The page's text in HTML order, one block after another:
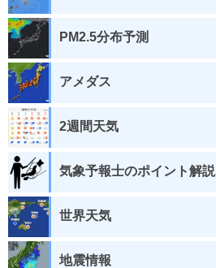
PM2.5分布予測
アメダス
2週間天気
気象予報士のポイント解説
世界天気
地震情報